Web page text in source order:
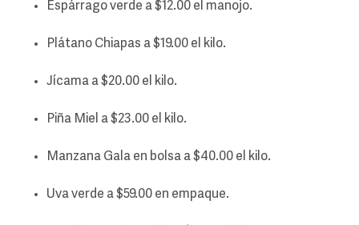
Espárrago verde a $12.00 el manojo.
Plátano Chiapas a $19.00 el kilo.
Jícama a $20.00 el kilo.
Piña Miel a $23.00 el kilo.
Manzana Gala en bolsa a $40.00 el kilo.
Uva verde a $59.00 en empaque.